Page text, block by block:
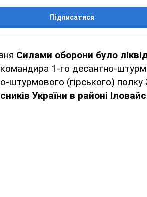
Підписатися
Силами оборони було
1-го десантно-
штурмового (гірського)
України в районі